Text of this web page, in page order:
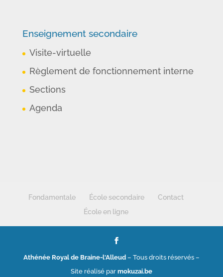
Enseignement secondaire
Visite-virtuelle
Règlement de fonctionnement interne
Sections
Agenda
Fondamentale École secondaire
Contact
École en ligne
Athénée Royal de Braine-l'Alleud– Tous droits réservés –
Site réalisé par mokuzai.be